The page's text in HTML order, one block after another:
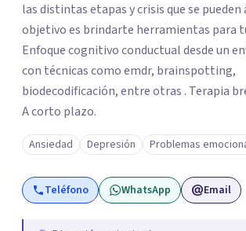
las distintas etapas y crisis que se pueden
objetivo es brindarte herramientas para
Enfoque cognitivo conductual desde un
con técnicas como emdr, brainspotting,
biodecodificación, entre otras . Terapia
A corto plazo.
Ansiedad Depresión Problemas
Teléfono WhatsApp Email